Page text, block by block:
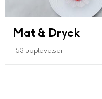
Mat & Dryck
153 upplevelser